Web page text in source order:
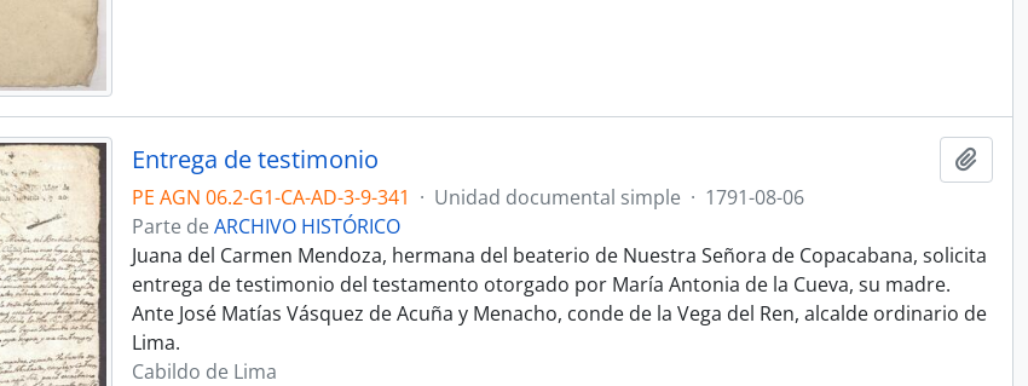
Entrega de testimonio
PE AGN 06.2-G1-CA-AD-3-9-341 · Unidad documental simple · 1791-08-06
Parte de ARCHIVO HISTÓRICO
Juana del Carmen Mendoza, hermana del beaterio de Nuestra Señora de Copacabana, solicita
entrega de testimonio del testamento otorgado por María Antonia de la Cueva, su madre.
Ante José Matías Vásquez de Acuña y Menacho, conde de la Vega del Ren, alcalde ordinario de
Lima.
Cabildo de Lima